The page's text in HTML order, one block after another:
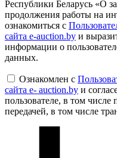
Республики Беларусь «О
продолжения работы на
ознакомиться с
сайта e-auction.by и
информации о
данных.
Ознакомлен с
сайта e- auction.by и
пользователе, в том
передачей, в том числе